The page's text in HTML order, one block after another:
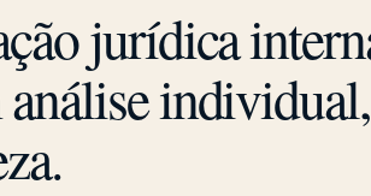
jurídica